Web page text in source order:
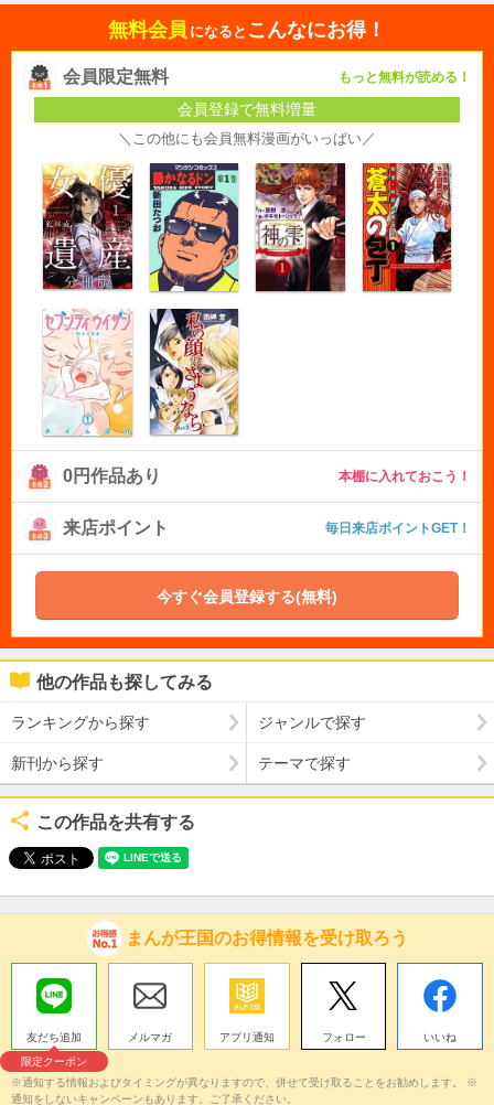
無料会員 になると こんなにお得！
会員限定無料 もっと無料が読める！
会員登録で無料増量
＼この他にも会員無料漫画がいっぱい／
0円作品あり 本棚に入れておこう！
来店ポイント 毎日来店ポイントGET！
今すぐ会員登録する(無料)
他の作品も探してみる
ランキングから探す ジャンルで探す
新刊から探す テーマで探す
この作品を共有する
まんが王国のお得情報を受け取ろう
友だち追加
限定クーポン
メルマガ アプリ通知 フォロー いいね
※通知する情報およびタイミングが異なりますので、併せて受け取ることをお勧めします。 ※
通知をしないキャンペーンもあります。ご了承ください。